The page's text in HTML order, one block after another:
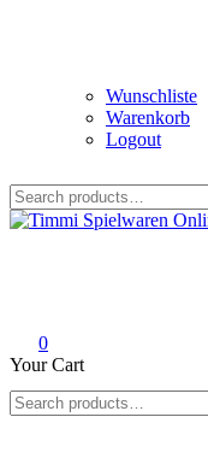
Wunschliste
Warenkorb
Logout
for:
0
Your Cart
for: